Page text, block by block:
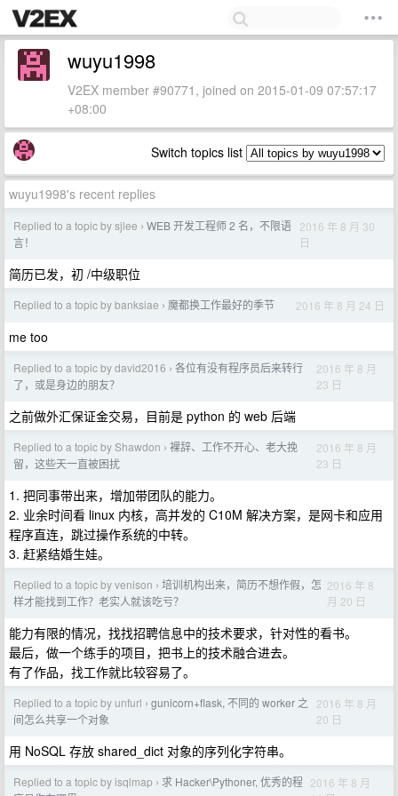
wuyu1998
V2EX member #90771, joined on 2015-01-09 07:57:17
+08:00
Switch topics list
wuyu1998's recent replies
Replied to a topic by sjlee › WEB 开发工程师 2 名，不限语
言！
2016 年 8 月 30
日
简历已发，初 /中级职位
Replied to a topic by banksiae › 魔都换工作最好的季节 2016 年 8 月 24 日
me too
Replied to a topic by david2016 › 各位有没有程序员后来转行
了，或是身边的朋友？
2016 年 8 月
23 日
之前做外汇保证金交易，目前是 python 的 web 后端
Replied to a topic by Shawdon › 裸辞、工作不开心、老大挽
留，这些天一直被困扰
2016 年 8 月
23 日
1. 把同事带出来，增加带团队的能力。
2. 业余时间看 linux 内核，高并发的 C10M 解决方案，是网卡和应用
程序直连，跳过操作系统的中转。
3. 赶紧结婚生娃。
Replied to a topic by venison › 培训机构出来，简历不想作假，怎
样才能找到工作？老实人就该吃亏？
2016 年 8
月 20 日
能力有限的情况，找找招聘信息中的技术要求，针对性的看书。
最后，做一个练手的项目，把书上的技术融合进去。
有了作品，找工作就比较容易了。
Replied to a topic by unfurl › gunicorn+flask, 不同的 worker 之
间怎么共享一个对象
2016 年 8 月
20 日
用 NoSQL 存放 shared_dict 对象的序列化字符串。
Replied to a topic by isqlmap › 求 Hacker\Pythoner, 优秀的程 2016 年 8 月